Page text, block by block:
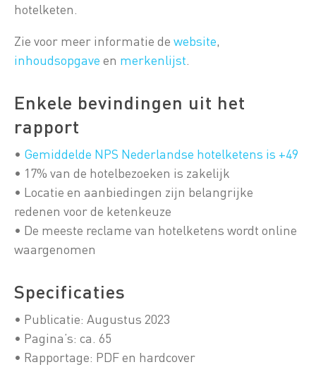
hotelketen.
Zie voor meer informatie de website,
inhoudsopgave en merkenlijst
Enkele bevindingen uit het
rapport
• Gemiddelde NPS Nederlandse hotelketens is +49
• 17% van de hotelbezoeken is zakelijk
• Locatie en aanbiedingen zijn belangrijke
redenen voor de ketenkeuze
• De meeste reclame van hotelketens wordt online
waargenomen
Specificaties
• Publicatie: Augustus 2023
• Pagina’s: ca. 65
• Rapportage: PDF en hardcover